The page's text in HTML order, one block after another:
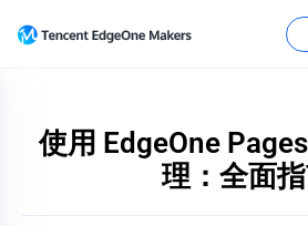
使用 EdgeOne
理：全面